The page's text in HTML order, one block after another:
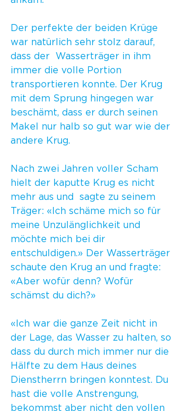
Der perfekte der beiden Krüge
war natürlich sehr stolz darauf,
dass der  Wasserträger in ihm
immer die volle Portion
transportieren konnte. Der Krug
mit dem Sprung hingegen war
beschämt, dass er durch seinen
Makel nur halb so gut war wie der
andere Krug.
Nach zwei Jahren voller Scham
hielt der kaputte Krug es nicht
mehr aus und  sagte zu seinem
Träger: «Ich schäme mich so für
meine Unzulänglichkeit und
möchte mich bei dir
entschuldigen.» Der Wasserträger
schaute den Krug an und fragte:
«Aber wofür denn? Wofür
schämst du dich?»
«Ich war die ganze Zeit nicht in
der Lage, das Wasser zu halten, so
dass du durch mich immer nur die
Hälfte zu dem Haus deines
Dienstherrn bringen konntest. Du
hast die volle Anstrengung,
bekommst aber nicht den vollen